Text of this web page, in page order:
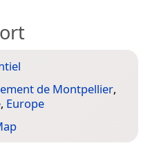
de Montpellier,
, Europe